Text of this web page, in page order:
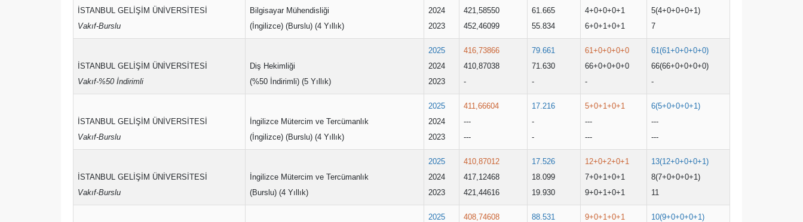
İSTANBUL GELİŞİM ÜNİVERSİTESİ
Vakıf-Burslu
Bilgisayar Mühendisliği
(İngilizce) (Burslu) (4 Yıllık)
2024
2023
421,58550
452,46099
61.665
55.834
4+0+0+0+1
6+0+1+0+1
5(4+0+0+0+1)
7
İSTANBUL GELİŞİM ÜNİVERSİTESİ
Vakıf-%50 İndirimli
Diş Hekimliği
(%50 İndirimli) (5 Yıllık)
2025
2024
2023
416,73866
410,87038
-
79.661
71.630
-
61+0+0+0+0
66+0+0+0+0
-
61(61+0+0+0+0)
66(66+0+0+0+0)
-
İSTANBUL GELİŞİM ÜNİVERSİTESİ
Vakıf-Burslu
İngilizce Mütercim ve Tercümanlık
(İngilizce) (Burslu) (4 Yıllık)
2025
2024
2023
411,66604
---
---
17.216
-
-
5+0+1+0+1
---
---
6(5+0+0+0+1)
---
---
İSTANBUL GELİŞİM ÜNİVERSİTESİ
Vakıf-Burslu
İngilizce Mütercim ve Tercümanlık
(Burslu) (4 Yıllık)
2025
2024
2023
410,87012
417,12468
421,44616
17.526
18.099
19.930
12+0+2+0+1
7+0+1+0+1
9+0+1+0+1
13(12+0+0+0+1)
8(7+0+0+0+1)
11
2025
408,74608
88.531
9+0+1+0+1
10(9+0+0+0+1)